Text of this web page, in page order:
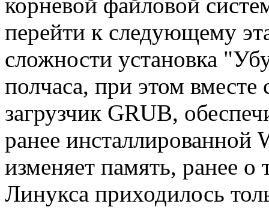
перейти к следующему
сложности установка
полчаса, при этом вместе
загрузчик GRUB,
ранее
изменяет память, ранее о
Линукса приходилось